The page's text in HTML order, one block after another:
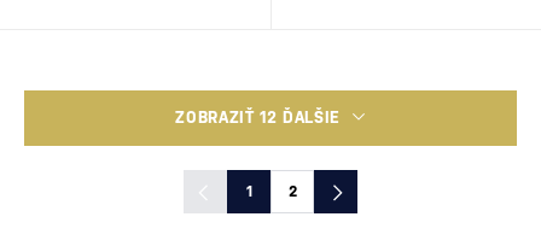
ZOBRAZIŤ 12 ĎALŠIE
1 2